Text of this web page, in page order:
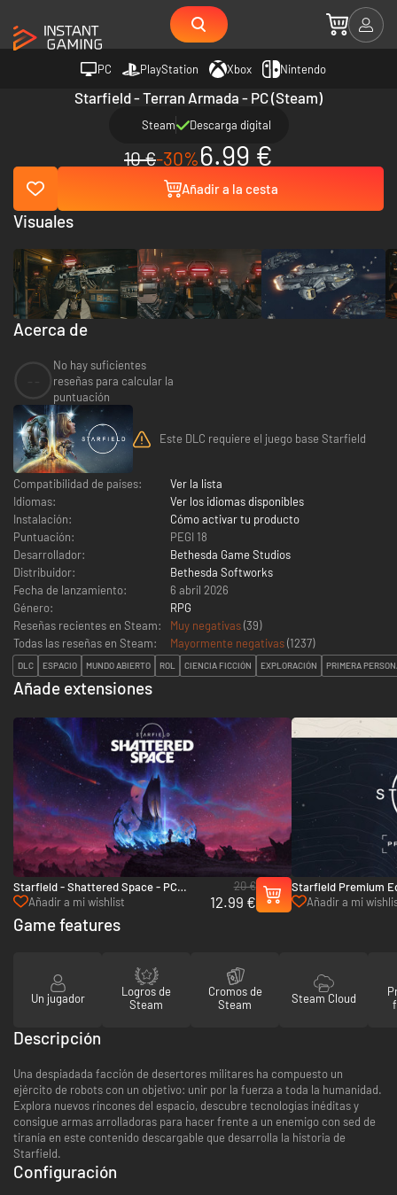
PC PlayStation Xbox Nintendo
Starfield - Terran Armada - PC (Steam)
Steam Descarga digital
10 €-30%6.99 €
Añadir a la cesta
Acerca de
No hay suficientes
reseñas para calcular la
puntuación
Este DLC requiere el juego base Starfield
Compatibilidad de países:
Ver la lista
Idiomas:
Ver los idiomas disponibles
Instalación:
Cómo activar tu producto
Puntuación:
PEGI 18
Desarrollador:
Bethesda Game Studios
Distribuidor:
Bethesda Softworks
Fecha de lanzamiento:
6 abril 2026
Género:
RPG
Reseñas recientes en Steam:
Muy negativas(39)
Todas las reseñas en Steam:
Mayormente negativas(1237)
DLC ESPACIO MUNDO ABIERTO ROL CIENCIA FICCIÓN EXPLORACIÓN PRIMERA
Añade extensiones
Starfield - Shattered Space - PC
(Steam)
Añadir a mi wishlist
20 €
12.99 €
Starfield Premium
PC (Steam)
Añadir a mi
Visuales
Game features
Un jugador
Logros de
Steam
Cromos de
Steam
Steam Cloud
Descripción
Una despiadada facción de desertores militares ha compuesto un
ejército de robots con un objetivo: unir por la fuerza a toda la humanidad.
Explora nuevos rincones del espacio, descubre tecnologías inéditas y
consigue armas arrolladoras para hacer frente a un enemigo con sed de
tiranía en este contenido descargable que desarrolla la historia de
Starfield.
Configuración